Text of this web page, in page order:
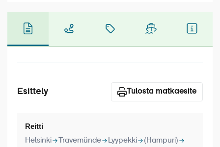
Matkakalenteri
Laivat
Meistä
Esittely Tulosta matkaesite
Reitti
Helsinki Travemünde Lyypekki
(Hampuri)